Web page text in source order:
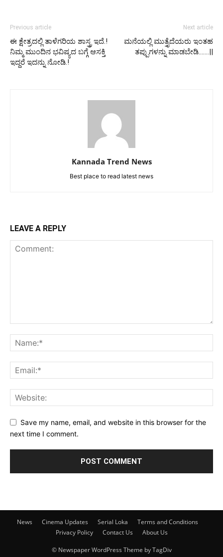
Previous article
ಈ ಕ್ಷೇತ್ರದಲ್ಲಿ ತಾಳೆಗರಿಯ ಶಾಸ್ತ್ರ ಇದೆ.!
ನಿಮ್ಮ ಮುಂದಿನ ಭವಿಷ್ಯದ‌ ಬಗ್ಗೆ ಆಸಕ್ತಿ
ಇದ್ದರೆ ಇದನ್ನು ನೋಡಿ.!
Next article
ಮನೆಯಲ್ಲಿ ಮುತ್ತೈದೆಯರು ಇಂತಹ
ತಪ್ಪುಗಳನ್ನು ಮಾಡಬೇಡಿ…….||
Kannada Trend News
Best place to read latest news
LEAVE A REPLY
Save my name, email, and website in this browser for the
next time I comment.
News Cinema Updates Serial Loka
Terms and Conditions
Privacy Policy
Contact Us About Us
© Newspaper WordPress Theme by TagDiv